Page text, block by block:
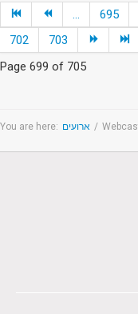
... 695
702
703
Page 699 of 705
You are here: ארועים /